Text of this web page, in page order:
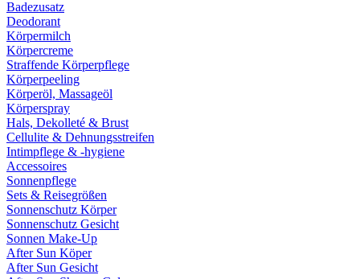
Badezusatz
Deodorant
Körpermilch
Körpercreme
Straffende Körperpflege
Körperpeeling
Körperöl, Massageöl
Körperspray
Hals, Dekolleté & Brust
Cellulite & Dehnungsstreifen
Intimpflege & -hygiene
Accessoires
Sonnenpflege
Sets & Reisegrößen
Sonnenschutz Körper
Sonnenschutz Gesicht
Sonnen Make-Up
After Sun Köper
After Sun Gesicht